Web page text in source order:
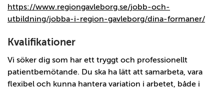
https://www.regiongavleborg.se/jobb-och-
utbildning/jobba-i-region-gavleborg/dina-formaner/
Kvalifikationer
Vi söker dig som har ett tryggt och professionellt
patientbemötande. Du ska ha lätt att samarbeta, vara
flexibel och kunna hantera variation i arbetet, både i